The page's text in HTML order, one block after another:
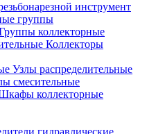
инструмент
группы
коллекторные
Коллекторы
Узлы распределительные
смесительные
коллекторные